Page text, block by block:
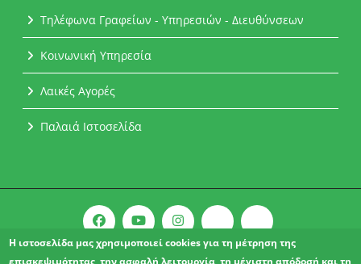
Τηλέφωνα Γραφείων - Υπηρεσιών - Διευθύνσεων
Κοινωνική Υπηρεσία
Λαικές Αγορές
Παλαιά Ιστοσελίδα
Η ιστοσελίδα μας χρησιμοποιεί cookies για τη μέτρηση της
επισκεψιμότητας, την ασφαλή λειτουργία, τη μέγιστη απόδοσή και τη